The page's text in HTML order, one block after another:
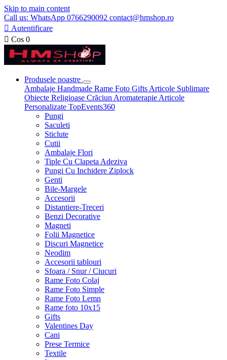
Skip to main content
Call us: WhatsApp 0766290092 contact@hmshop.ro
 Autentificare
 Cos 0
Produsele noastre
Ambalaje Handmade Rame Foto Gifts Articole Sublimare
Obiecte Religioase Crăciun Aromaterapie Articole
Personalizate TopEvents360
Pungi
Saculeti
Sticlute
Cutii
Ambalaje Flori
Tiple Cu Clapeta Adeziva
Pungi Cu Inchidere Ziplock
Genti
Bile-Margele
Accesorii
Distantiere-Treceri
Benzi Decorative
Magneti
Folii Magnetice
Discuri Magnetice
Neodim
Accesorii tablouri
Sfoara / Snur / Ciucuri
Rame Foto Colaj
Rame Foto Simple
Rame Foto Lemn
Rame foto 10x15
Gifts
Valentines Day
Cani
Prese Termice
Textile